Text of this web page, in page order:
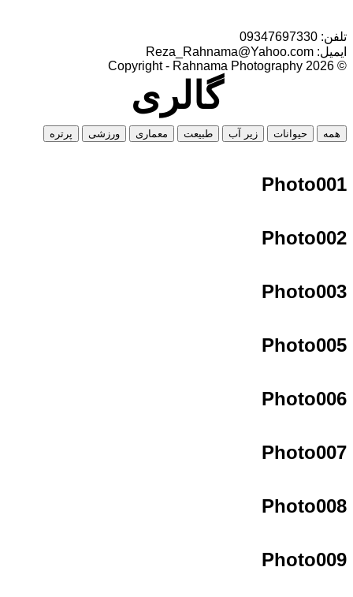
تلفن:
ایمیل:
© 2026 Copyright - Rahnama Photography
گالری
همه حیوانات زیر آب طبیعت معماری ورزشی پرتره
Photo001
Photo002
Photo003
Photo005
Photo006
Photo007
Photo008
Photo009